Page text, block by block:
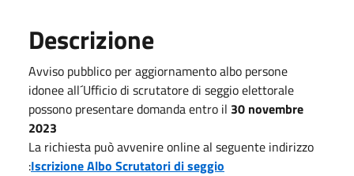
Descrizione
Avviso pubblico per aggiornamento albo persone
idonee all´Ufficio di scrutatore di seggio elettorale
possono presentare domanda entro il 30 novembre
2023
La richiesta può avvenire online al seguente indirizzo
:Iscrizione Albo Scrutatori di seggio